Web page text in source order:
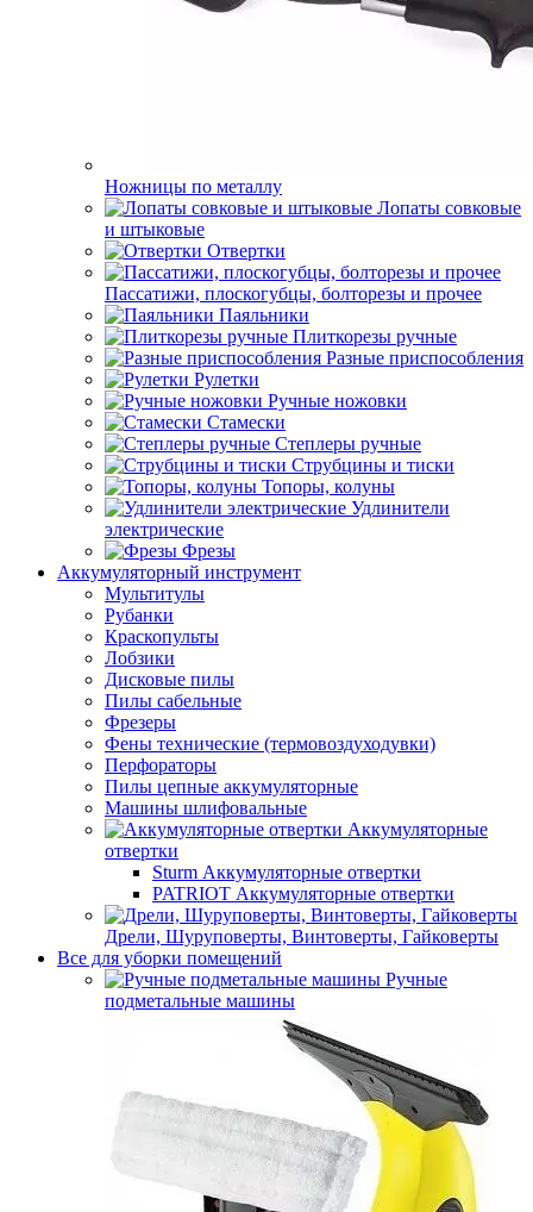
Ножницы по металлу
Лопаты совковые
и штыковые
Отвертки
Пассатижи, плоскогубцы, болторезы и прочее
Паяльники
Плиткорезы ручные
Разные приспособления
Рулетки
Ручные ножовки
Стамески
Степлеры ручные
Струбцины и тиски
Топоры, колуны
Удлинители
электрические
Фрезы
Аккумуляторный инструмент
Мультитулы
Рубанки
Краскопульты
Лобзики
Дисковые пилы
Пилы сабельные
Фрезеры
Фены технические (термовоздуходувки)
Перфораторы
Пилы цепные аккумуляторные
Машины шлифовальные
Аккумуляторные
отвертки
Sturm Аккумуляторные отвертки
PATRIOT Аккумуляторные отвертки
Дрели, Шуруповерты, Винтоверты, Гайковерты
Все для уборки помещений
Ручные
подметальные машины